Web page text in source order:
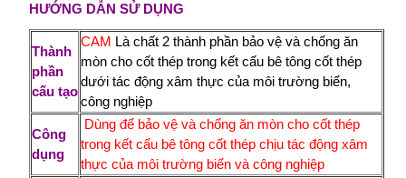
HƯỚNG DẪN SỬ DỤNG
Thành
phần
cấu tạo
CAM Là chất 2 thành phần bảo vệ và chống ăn
mòn cho cốt thép trong kết cấu bê tông cốt thép
dưới tác động xâm thực của môi trường biển,
công nghiệp
Công
dụng
Dùng để bảo vệ và chống ăn mòn cho cốt thép
trong kết cấu bê tông cốt thép chịu tác động xâm
thực của môi trường biển và công nghiệp